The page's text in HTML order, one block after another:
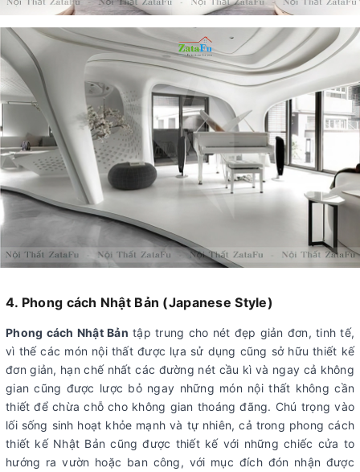
4. Phong cách Nhật Bản (Japanese Style)
Phong cách Nhật Bản tập trung cho nét đẹp giản đơn, tinh tế,
vì thế các món nội thất được lựa sử dụng cũng sở hữu thiết kế
đơn giản, hạn chế nhất các đường nét cầu kì và ngay cả không
gian cũng được lược bỏ ngay những món nội thất không cần
thiết để chừa chỗ cho không gian thoáng đãng. Chú trọng vào
lối sống sinh hoạt khỏe mạnh và tự nhiên, cả trong phong cách
thiết kế Nhật Bản cũng được thiết kế với những chiếc cửa to
hướng ra vườn hoặc ban công, với mục đích đón nhận được